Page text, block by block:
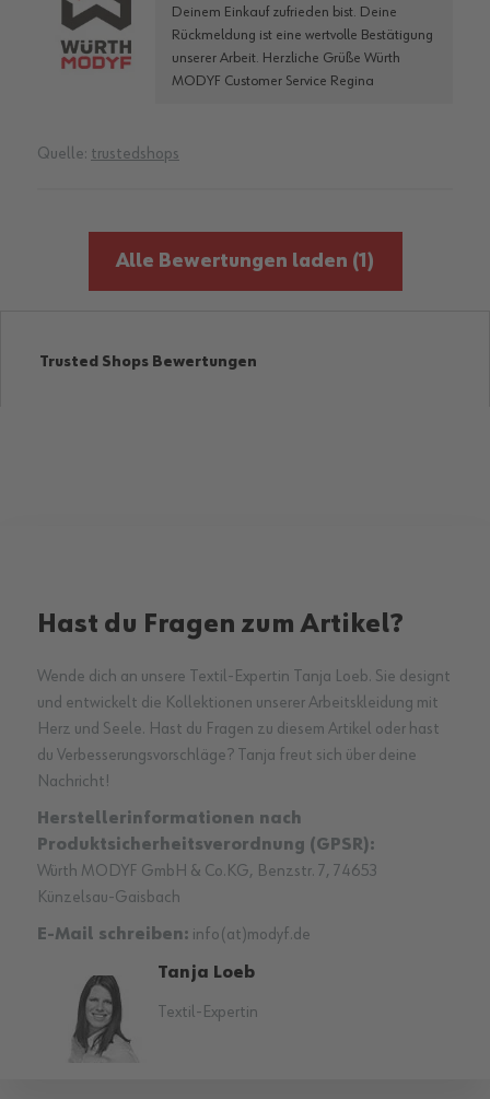
Deinem Einkauf zufrieden bist. Deine
Rückmeldung ist eine wertvolle Bestätigung
unserer Arbeit. Herzliche Grüße Würth
MODYF Customer Service Regina
Quelle: trustedshops
Alle Bewertungen laden (1)
Trusted Shops Bewertungen
Hast du Fragen zum Artikel?
Wende dich an unsere Textil-Expertin Tanja Loeb. Sie designt
und entwickelt die Kollektionen unserer Arbeitskleidung mit
Herz und Seele. Hast du Fragen zu diesem Artikel oder hast
du Verbesserungsvorschläge? Tanja freut sich über deine
Nachricht!
Herstellerinformationen nach
Produktsicherheitsverordnung (GPSR):
Würth MODYF GmbH & Co.KG, Benzstr. 7, 74653
Künzelsau-Gaisbach
E-Mail schreiben: info(at)modyf.de
Tanja Loeb
Textil-Expertin